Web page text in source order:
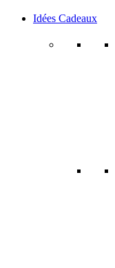
Idées Cadeaux